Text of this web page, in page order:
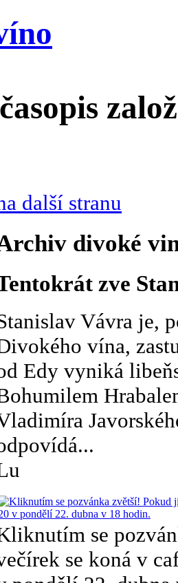
další stranu
divoké
zve
Vávra je,
vína,
Edy vyniká
se
se koná v